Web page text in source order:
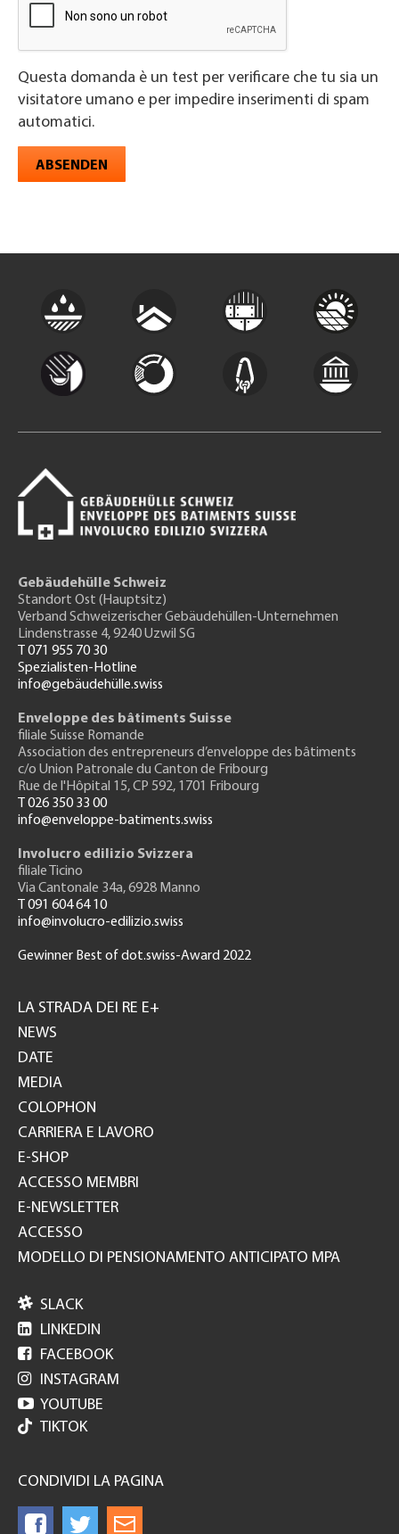
Questa domanda è un test per verificare che tu sia un
visitatore umano e per impedire inserimenti di spam
automatici.
ABSENDEN
Gebäudehülle Schweiz
Standort Ost (Hauptsitz)
Verband Schweizerischer Gebäudehüllen-Unternehmen
Lindenstrasse 4, 9240 Uzwil SG
T 071 955 70 30
Spezialisten-Hotline
info@gebäudehülle.swiss
Enveloppe des bâtiments Suisse
filiale Suisse Romande
Association des entrepreneurs d’enveloppe des bâtiments
c/o Union Patronale du Canton de Fribourg
Rue de l'Hôpital 15, CP 592, 1701 Fribourg
T 026 350 33 00
info@enveloppe-batiments.swiss
Involucro edilizio Svizzera
filiale Ticino
Via Cantonale 34a, 6928 Manno
T 091 604 64 10
info@involucro-edilizio.swiss
Gewinner Best of dot.swiss-Award 2022
GH
LA STRADA DEI RE E+
NEWS
DATE
MEDIA
COLOPHON
CARRIERA E LAVORO
E-SHOP
ACCESSO MEMBRI
E-NEWSLETTER
ACCESSO
MODELLO DI PENSIONAMENTO ANTICIPATO MPA
 SLACK
 LINKEDIN
 FACEBOOK
 INSTAGRAM
 YOUTUBE
TIKTOK
CONDIVIDI LA PAGINA